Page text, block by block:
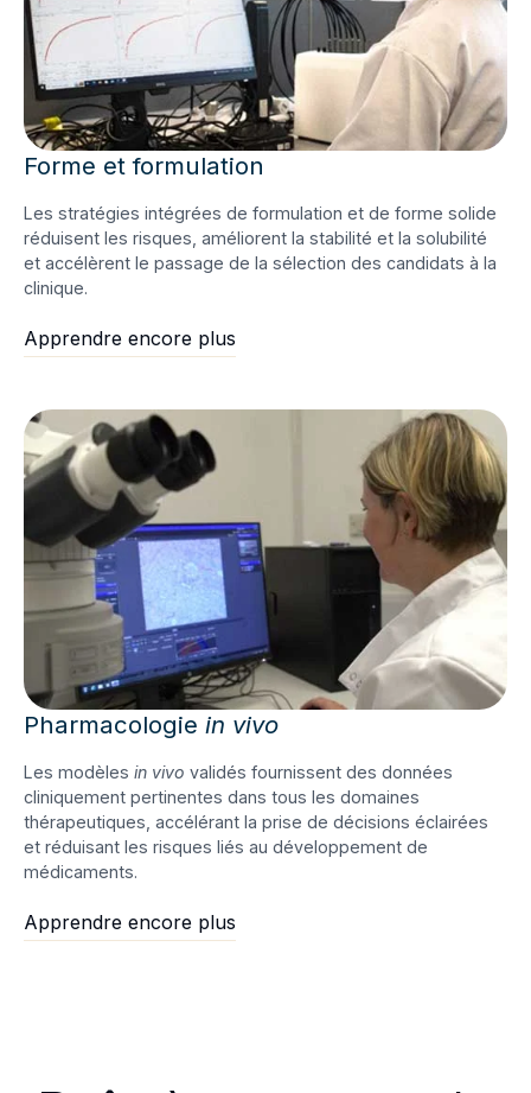
Forme et formulation
Les stratégies intégrées de formulation et de forme solide
réduisent les risques, améliorent la stabilité et la solubilité
et accélèrent le passage de la sélection des candidats à la
clinique.
Apprendre encore plus
Pharmacologie in vivo
Les modèles in vivo validés fournissent des données
cliniquement pertinentes dans tous les domaines
thérapeutiques, accélérant la prise de décisions éclairées
et réduisant les risques liés au développement de
médicaments.
Apprendre encore plus